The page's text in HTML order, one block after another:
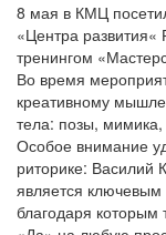
8 мая в КМЦ
«Центра
тренингом
Во время
креативному
тела: позы,
Особое внимание
риторике: Василий
является ключевым
благодаря